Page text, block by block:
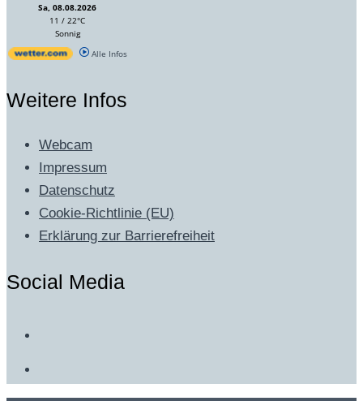
Sa, 08.08.2026
11 / 22°C
Sonnig
Alle Infos
Weitere Infos
Webcam
Impressum
Datenschutz
Cookie-Richtlinie (EU)
Erklärung zur Barrierefreiheit
Social Media